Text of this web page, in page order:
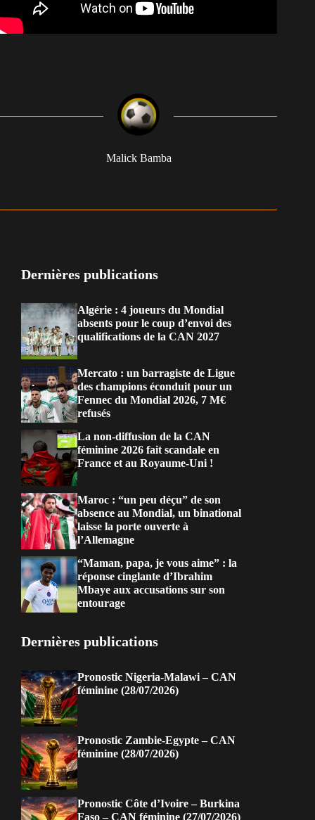
Malick Bamba
Dernières publications
Algérie : 4 joueurs du Mondial
absents pour le coup d’envoi des
qualifications de la CAN 2027
Mercato : un barragiste de Ligue
des champions éconduit pour un
Fennec du Mondial 2026, 7 M€
refusés
La non-diffusion de la CAN
féminine 2026 fait scandale en
France et au Royaume-Uni !
Maroc : “un peu déçu” de son
absence au Mondial, un binational
laisse la porte ouverte à
l’Allemagne
“Maman, papa, je vous aime” : la
réponse cinglante d’Ibrahim
Mbaye aux accusations sur son
entourage
Dernières publications
Pronostic Nigeria-Malawi – CAN
féminine (28/07/2026)
Pronostic Zambie-Egypte – CAN
féminine (28/07/2026)
Pronostic Côte d’Ivoire – Burkina
Faso – CAN féminine (27/07/2026)